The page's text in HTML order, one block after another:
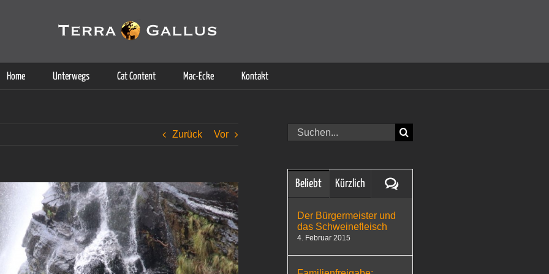
Home Unterwegs Cat Content Mac-Ecke Kontakt
Zurück Vor
Suche
nach:
Beliebt Kürzlich Kommentare
Der Bürgermeister und
das Schweinefleisch
4. Februar 2015
Dienste. Durch die Nutzung dieser Webseite erklären Sie sich damit einverstanden, dass Cookies gesetzt werden.
Weitere Informationen